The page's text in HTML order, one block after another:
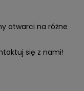
otwarci na różne
się z nami!